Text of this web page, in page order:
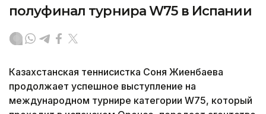
полуфинал турнира W75 в Испании
Казахстанская теннисистка Соня Жиенбаева
продолжает успешное выступление на
международном турнире категории W75, который